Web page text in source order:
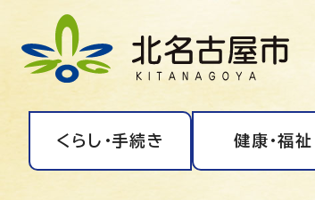
くらし・手続き 健康・福祉